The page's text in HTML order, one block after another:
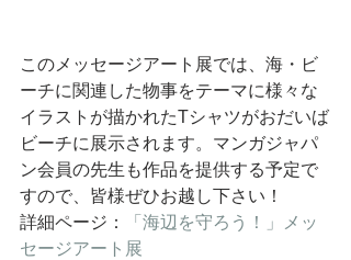
このメッセージアート展では、海・ビ
ーチに関連した物事をテーマに様々な
イラストが描かれたTシャツがおだいば
ビーチに展示されます。マンガジャパ
ン会員の先生も作品を提供する予定で
すので、皆様ぜひお越し下さい！
詳細ページ：
「海辺を守ろう！」メッ
セージアート展